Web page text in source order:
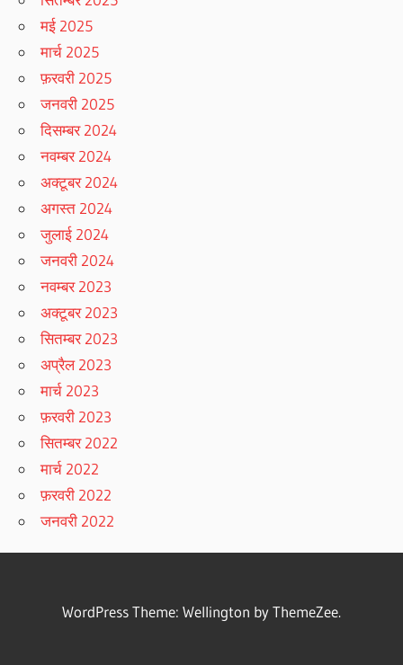
मई 2025
मार्च 2025
फ़रवरी 2025
जनवरी 2025
दिसम्बर 2024
नवम्बर 2024
अक्टूबर 2024
अगस्त 2024
जुलाई 2024
जनवरी 2024
नवम्बर 2023
अक्टूबर 2023
सितम्बर 2023
अप्रैल 2023
मार्च 2023
फ़रवरी 2023
सितम्बर 2022
मार्च 2022
फ़रवरी 2022
जनवरी 2022
WordPress Theme: Wellington by ThemeZee.